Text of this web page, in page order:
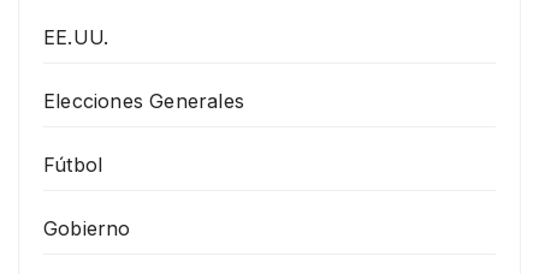
EE.UU.
Elecciones Generales
Fútbol
Gobierno